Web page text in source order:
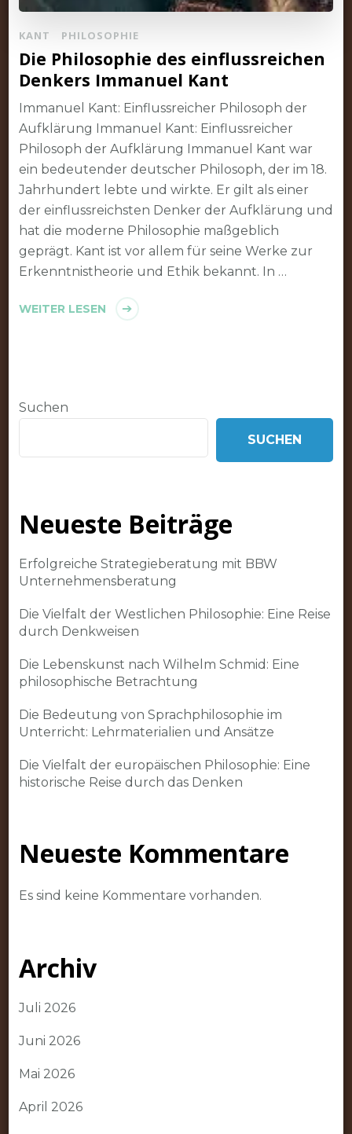
KANT PHILOSOPHIE
Die Philosophie des einflussreichen
Denkers Immanuel Kant
Immanuel Kant: Einflussreicher Philosoph der
Aufklärung Immanuel Kant: Einflussreicher
Philosoph der Aufklärung Immanuel Kant war
ein bedeutender deutscher Philosoph, der im 18.
Jahrhundert lebte und wirkte. Er gilt als einer
der einflussreichsten Denker der Aufklärung und
hat die moderne Philosophie maßgeblich
geprägt. Kant ist vor allem für seine Werke zur
Erkenntnistheorie und Ethik bekannt. In …
WEITER LESEN
Suchen
SUCHEN
Neueste Beiträge
Erfolgreiche Strategieberatung mit BBW
Unternehmensberatung
Die Vielfalt der Westlichen Philosophie: Eine Reise
durch Denkweisen
Die Lebenskunst nach Wilhelm Schmid: Eine
philosophische Betrachtung
Die Bedeutung von Sprachphilosophie im
Unterricht: Lehrmaterialien und Ansätze
Die Vielfalt der europäischen Philosophie: Eine
historische Reise durch das Denken
Neueste Kommentare
Es sind keine Kommentare vorhanden.
Archiv
Juli 2026
Juni 2026
Mai 2026
April 2026